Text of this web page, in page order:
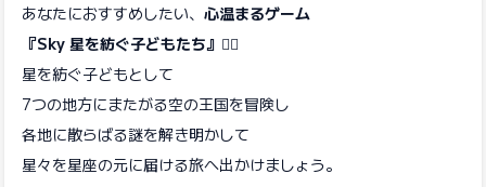
あなたにおすすめしたい、 心温まるゲーム
『Sky 星を紡ぐ子どもたち』 🧚‍♀️
星を紡ぐ子どもとして
7つの地方にまたがる空の王国を冒険し
各地に散らばる謎を解き明かして
星々を星座の元に届ける旅へ出かけましょう。